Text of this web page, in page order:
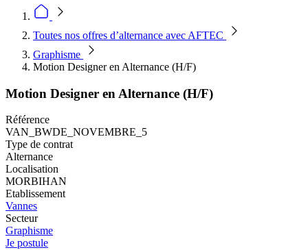
Toutes nos offres d’alternance avec AFTEC
Graphisme
Motion Designer en Alternance (H/F)
Motion Designer en Alternance (H/F)
Référence
VAN_BWDE_NOVEMBRE_5
Type de contrat
Alternance
Localisation
MORBIHAN
Etablissement
Vannes
Secteur
Graphisme
Je postule